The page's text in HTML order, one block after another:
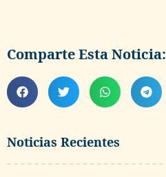
Noticias Recientes
Comparte Esta Noticia: